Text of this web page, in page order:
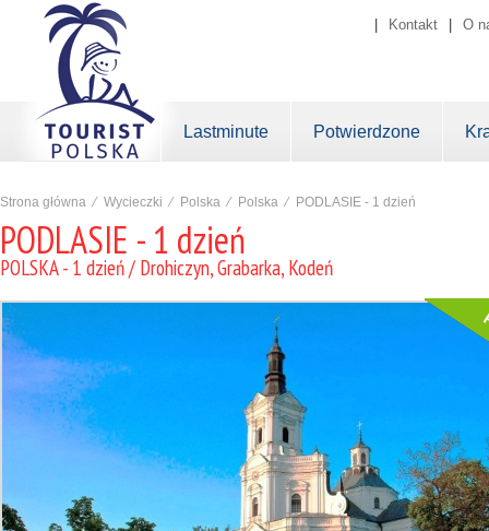
Kontakt O
Lastminute Potwierdzone
Strona główna ⁄ Wycieczki ⁄ Polska ⁄ Polska ⁄ PODLASIE - 1 dzień
PODLASIE - 1 dzień
POLSKA - 1 dzień / Drohiczyn, Grabarka, Kodeń